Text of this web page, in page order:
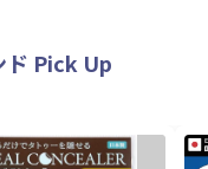
Pick Up